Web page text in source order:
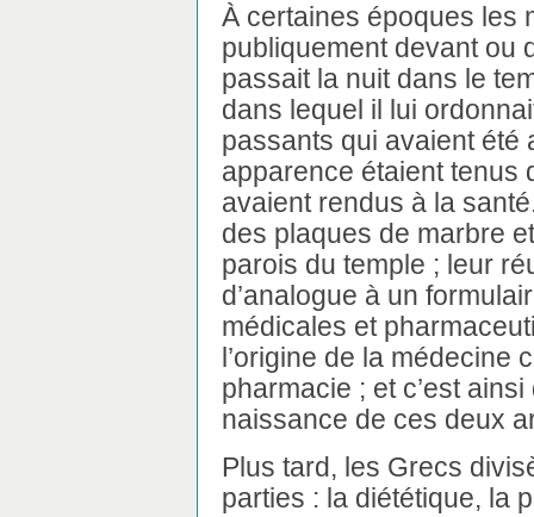
À certaines époques les
publiquement devant ou
passait la nuit dans le
dans lequel il lui
passants qui avaient été
apparence étaient tenus
avaient rendus à la
des plaques de marbre
parois du temple ; leur
d’analogue à un
médicales et
l’origine de la médecine
pharmacie ; et c’est
naissance de ces deux
Plus tard, les Grecs
parties : la diététique, la